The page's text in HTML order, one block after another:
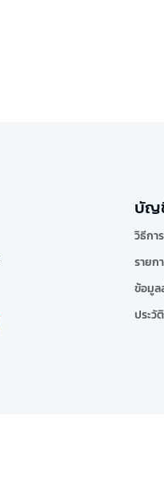
บัญ
วิธีกา
รายก
ข้อมูล
ประวั